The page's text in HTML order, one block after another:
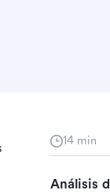
14 min
Análisis